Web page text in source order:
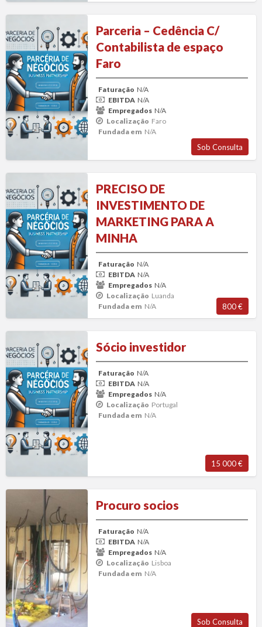
–
Cedência
C/
Contabilista
de
espaço
Faro
Parceria – Cedência C/
Contabilista de espaço
Faro
Faturação N/A
EBITDA N/A
Empregados N/A
Localização Faro
Fundada em N/A
Sob Consulta
DE
INVESTIMENTO
DE
MARKETING
PARA
A
MINHA
PRECISO DE
INVESTIMENTO DE
MARKETING PARA A
MINHA
Faturação N/A
EBITDA N/A
Empregados N/A
Localização Luanda
Fundada em N/A 800 €
investidor
Sócio investidor
Faturação N/A
EBITDA N/A
Empregados N/A
Localização Portugal
Fundada em N/A
15 000 €
socios
Procuro socios
Faturação N/A
EBITDA N/A
Empregados N/A
Localização Lisboa
Fundada em N/A
Sob Consulta